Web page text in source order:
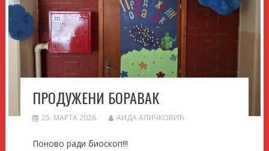
ПРОДУЖЕНИ БОРАВАК
25. МАРТА 2026. АИДА АЛИЧКОВИЋ
Поново ради биоскоп!!!